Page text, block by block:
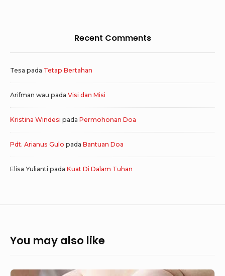
Recent Comments
Tesa pada Tetap Bertahan
Arifman wau pada Visi dan Misi
Kristina Windesi pada Permohonan Doa
Pdt. Arianus Gulo pada Bantuan Doa
Elisa Yulianti pada Kuat Di Dalam Tuhan
You may also like